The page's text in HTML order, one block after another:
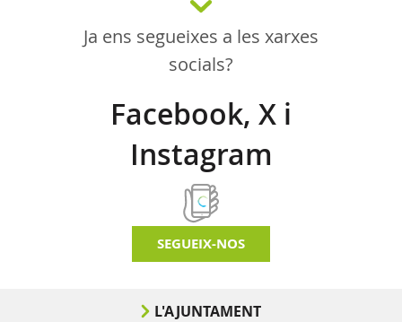
Ja ens segueixes a les xarxes
socials?
Facebook, X i
Instagram
SEGUEIX-NOS
L'AJUNTAMENT